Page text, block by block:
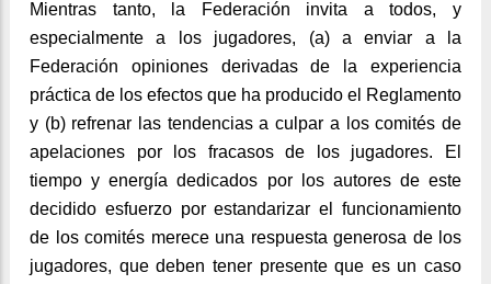
Mientras tanto, la Federación invita a todos, y
especialmente a los jugadores, (a) a enviar a la
Federación opiniones derivadas de la experiencia
práctica de los efectos que ha producido el Reglamento
y (b) refrenar las tendencias a culpar a los comités de
apelaciones por los fracasos de los jugadores. El
tiempo y energía dedicados por los autores de este
decidido esfuerzo por estandarizar el funcionamiento
de los comités merece una respuesta generosa de los
jugadores, que deben tener presente que es un caso